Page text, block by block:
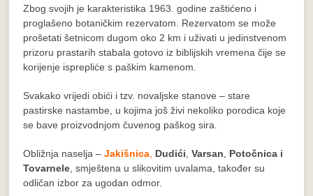
Zbog svojih je karakteristika 1963. godine zaštićeno i
proglašeno botaničkim rezervatom. Rezervatom se može
prošetati šetnicom dugom oko 2 km i uživati u jedinstvenom
prizoru prastarih stabala gotovo iz biblijskih vremena čije se
korijenje isprepliće s paškim kamenom.
Svakako vrijedi obići i tzv. novaljske stanove – stare
pastirske nastambe, u kojima još živi nekoliko porodica koje
se bave proizvodnjom čuvenog paškog sira.
Obližnja naselja –Jakišnica Dudići ,Varsan
Potočnica i
Tovarnele , smještena u slikovitim uvalama, također su
odličan izbor za ugodan odmor.